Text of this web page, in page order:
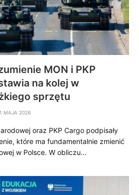
MON i PKP
na kolej w
sprzętu
MAJA 2026
oraz PKP Cargo podpisały
które ma fundamentalnie zmienić
w Polsce. W obliczu…